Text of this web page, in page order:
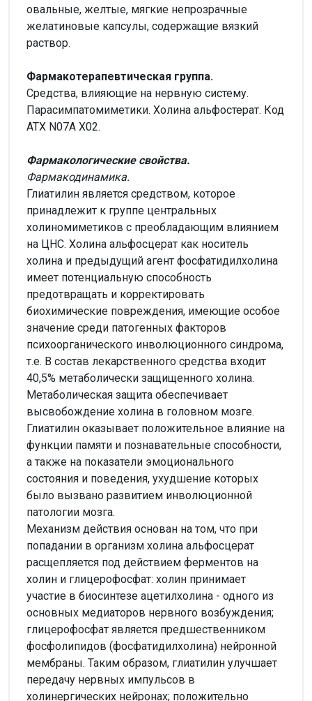
овальные, желтые, мягкие непрозрачные
желатиновые капсулы, содержащие вязкий
раствор.
Фармакотерапевтическая группа.
Средства, влияющие на нервную систему.
Парасимпатомиметики. Холина альфостерат. Код
ATX N07A X02.
Фармакологические свойства.
Фармакодинамика.
Глиатилин является средством, которое
принадлежит к группе центральных
холиномиметиков с преобладающим влиянием
на ЦНС. Холина альфосцерат как носитель
холина и предыдущий агент фосфатидилхолина
имеет потенциальную способность
предотвращать и корректировать
биохимические повреждения, имеющие особое
значение среди патогенных факторов
психоорганического инволюционного синдрома,
т.е. В состав лекарственного средства входит
40,5% метаболически защищенного холина.
Метаболическая защита обеспечивает
высвобождение холина в головном мозге.
Глиатилин оказывает положительное влияние на
функции памяти и познавательные способности,
а также на показатели эмоционального
состояния и поведения, ухудшение которых
было вызвано развитием инволюционной
патологии мозга.
Механизм действия основан на том, что при
попадании в организм холина альфосцерат
расщепляется под действием ферментов на
холин и глицерофосфат: холин принимает
участие в биосинтезе ацетилхолина - одного из
основных медиаторов нервного возбуждения;
глицерофосфат является предшественником
фосфолипидов (фосфатидилхолина) нейронной
мембраны. Таким образом, глиатилин улучшает
передачу нервных импульсов в
холинергических нейронах; положительно